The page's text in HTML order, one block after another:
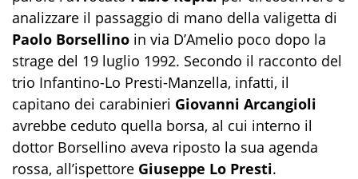
analizzare il passaggio di mano della valigetta di
Paolo Borsellino in via D’Amelio poco dopo la
strage del 19 luglio 1992. Secondo il racconto del
trio Infantino-Lo Presti-Manzella, infatti, il
capitano dei carabinieri Giovanni Arcangioli
avrebbe ceduto quella borsa, al cui interno il
dottor Borsellino aveva riposto la sua agenda
rossa, all’ispettore Giuseppe Lo Presti.